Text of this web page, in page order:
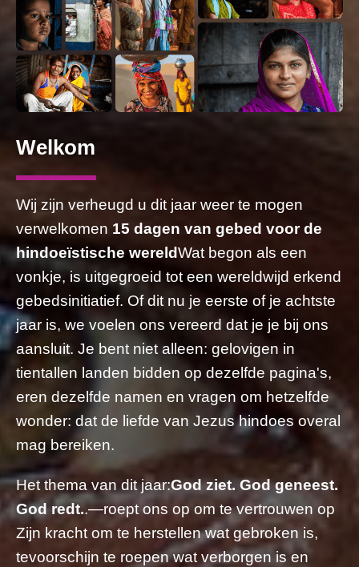
Welkom
Wij zijn verheugd u dit jaar weer te mogen
verwelkomen 15 dagen van gebed voor de
hindoeïstische wereldWat begon als een
vonkje, is uitgegroeid tot een wereldwijd erkend
gebedsinitiatief. Of dit nu je eerste of je achtste
jaar is, we voelen ons vereerd dat je je bij ons
aansluit. Je bent niet alleen: gelovigen in
tientallen landen bidden op dezelfde pagina's,
eren dezelfde namen en vragen om hetzelfde
wonder: dat de liefde van Jezus hindoes overal
mag bereiken.
Het thema van dit jaar:God ziet. God geneest.
God redt..—roept ons op om te vertrouwen op
Zijn kracht om te herstellen wat gebroken is,
tevoorschijn te roepen wat verborgen is en